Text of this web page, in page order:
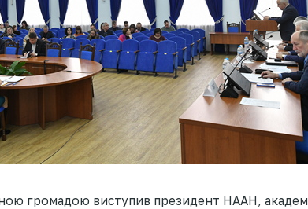
громадою виступив президент НААН,